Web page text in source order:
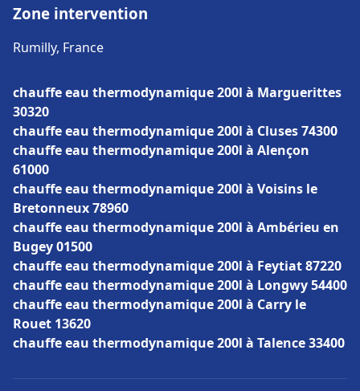
Zone intervention
Rumilly, France
chauffe eau thermodynamique 200l à Marguerittes
30320
chauffe eau thermodynamique 200l à Cluses 74300
chauffe eau thermodynamique 200l à Alençon
61000
chauffe eau thermodynamique 200l à Voisins le
Bretonneux 78960
chauffe eau thermodynamique 200l à Ambérieu en
Bugey 01500
chauffe eau thermodynamique 200l à Feytiat 87220
chauffe eau thermodynamique 200l à Longwy 54400
chauffe eau thermodynamique 200l à Carry le
Rouet 13620
chauffe eau thermodynamique 200l à Talence 33400